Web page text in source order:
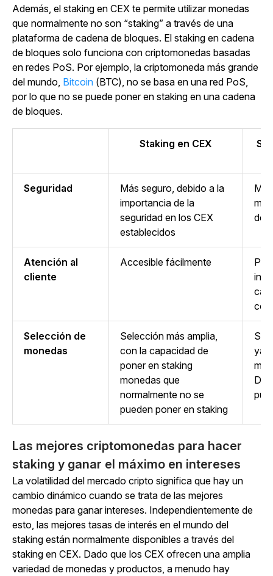
Además, el staking en CEX te permite utilizar monedas
que normalmente no son “staking” a través de una
plataforma de cadena de bloques. El staking en cadena
de bloques solo funciona con criptomonedas basadas
en redes PoS. Por ejemplo, la criptomoneda más grande
del mundo, Bitcoin (BTC), no se basa en una red PoS,
por lo que no se puede poner en staking en una cadena
de bloques.
Staking en CEX
Seguridad
Más seguro, debido a la
importancia de la
seguridad en los CEX
establecidos
de
Atención al
cliente
Accesible fácilmente
Selección de
monedas
Selección más amplia,
con la capacidad de
poner en staking
monedas que
normalmente no se
pueden poner en staking
ya
Las mejores criptomonedas para hacer
staking y ganar el máximo en intereses
La volatilidad del mercado cripto significa que hay un
cambio dinámico cuando se trata de las mejores
monedas para ganar intereses. Independientemente de
esto, las mejores tasas de interés en el mundo del
staking están normalmente disponibles a través del
staking en CEX. Dado que los CEX ofrecen una amplia
variedad de monedas y productos, a menudo hay